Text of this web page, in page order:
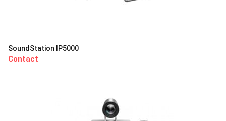
SoundStation IP5000
Contact